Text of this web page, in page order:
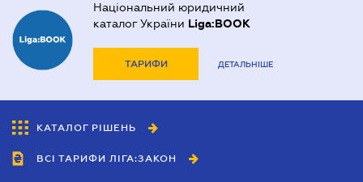
Національний юридичний
каталог України Liga:BOOK
ТАРИФИ ДЕТАЛЬНІШЕ
КАТАЛОГ РІШЕНЬ
ВСІ ТАРИФИ ЛІГА:ЗАКОН